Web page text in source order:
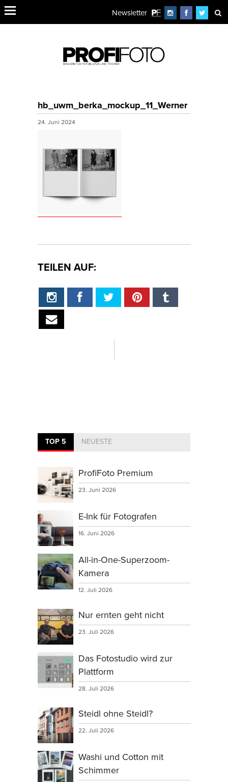
Newsletter
hb_uwm_berka_mockup_11_Werner
24. Juni 2024
TEILEN AUF:
TOP 5 NEUESTE
ProfiFoto Premium
23. Juni 2026
E-Ink für Fotografen
16. Juni 2026
All-in-One-Superzoom-
Kamera
12. Juli 2026
Nur ernten geht nicht
23. Juli 2026
Das Fotostudio wird zur
Plattform
28. Juli 2026
Steidl ohne Steidl?
22. Juli 2026
Washi und Cotton mit
Schimmer